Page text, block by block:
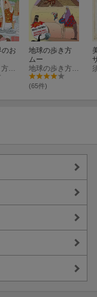
お
地球の歩き方
ムー
(65件)